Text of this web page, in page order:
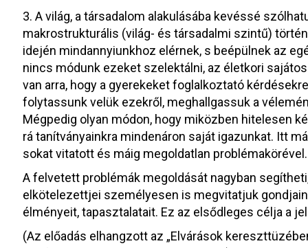
3. A világ, a társadalom alakulásába kevéssé
makrostrukturális (világ- és társadalmi szintű)
idején mindannyiunkhoz elérnek, s beépülnek az
nincs módunk ezeket szelektálni, az életkori
van arra, hogy a gyerekeket foglalkoztató
folytassunk velük ezekről, meghallgassuk a
Mégpedig olyan módon, hogy miközben hitelesen
rá tanítványainkra mindenáron saját igazunkat. Itt
sokat vitatott és máig megoldatlan problémakörével.
A felvetett problémák megoldását nagyban
elkötelezettjei személyesen is megvitatjuk
élményeit, tapasztalatait. Ez az elsődleges célja a
(Az előadás elhangzott az „Elvárások